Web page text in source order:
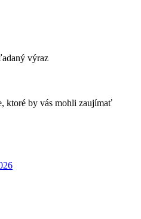
výraz
ktoré by vás mohli zaujímať